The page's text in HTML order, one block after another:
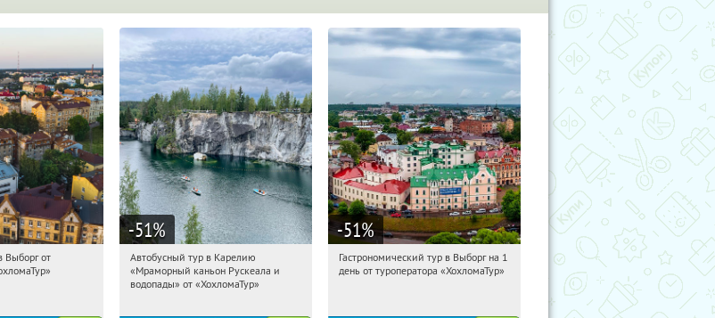
Купили:
Выборг от
-51%
04:00:58 Купили:
Сенная площадь
Автобусный тур в Карелию
«Мраморный каньон Рускеала и
водопады» от «ХохломаТур»
-51%
04:00:58 Купили:5
Гастрономический тур в Выборг на 1
день от туроператора «ХохломаТур»